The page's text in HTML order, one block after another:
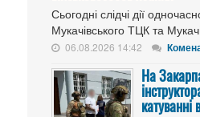
Сьогодні слідчі дії
Мукачівського ТЦК та
06.08.2026 14:42
На
катуванні